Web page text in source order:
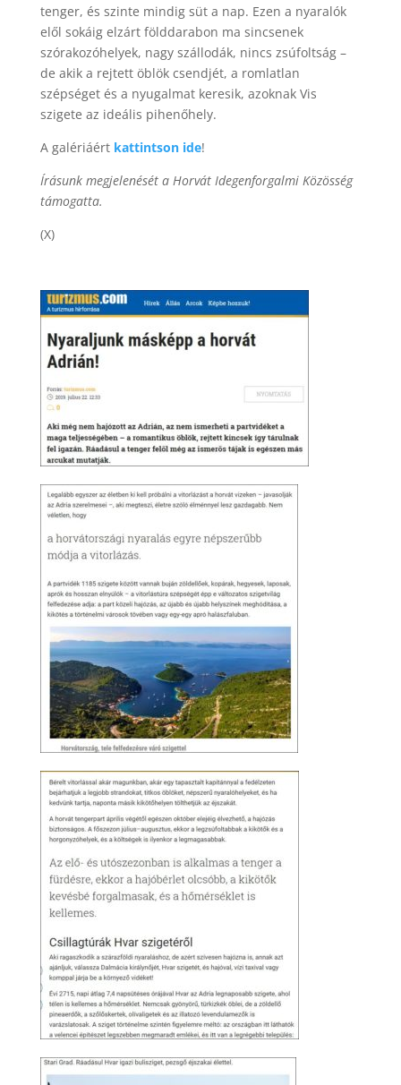
tenger, és szinte mindig süt a nap. Ezen a nyaralók
elől sokáig elzárt földdarabon ma sincsenek
szórakozóhelyek, nagy szállodák, nincs zsúfoltság –
de akik a rejtett öblök csendjét, a romlatlan
szépséget és a nyugalmat keresik, azoknak Vis
szigete az ideális pihenőhely.
A galériáért kattintson ide!
Írásunk megjelenését a Horvát Idegenforgalmi Közösség
támogatta.
(X)